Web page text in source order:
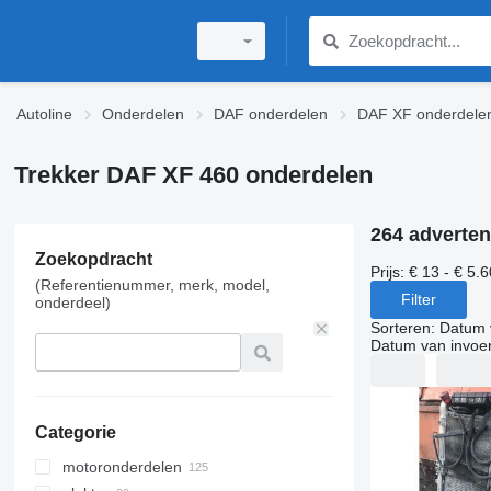
Autoline Onderdelen DAF onderdelen DAF XF
Trekker DAF XF 460 onderdelen
Zoekopdracht
(Referentienummer, merk, model,
onderdeel)
Categorie
motoronderdelen
264
Prijs: € 13 - €
Filter
Sorteren: Datum
Datum van